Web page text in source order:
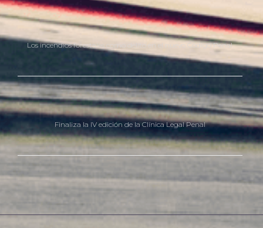
Los incendios forestales como delito en el nuevo Código Penal.
Finaliza la IV edición de la Clínica Legal Penal